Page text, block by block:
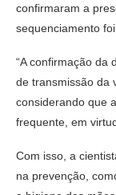
confirmaram a
sequenciamento
“A confirmação da
de transmissão da
considerando que
frequente, em
Com isso, a
na prevenção,